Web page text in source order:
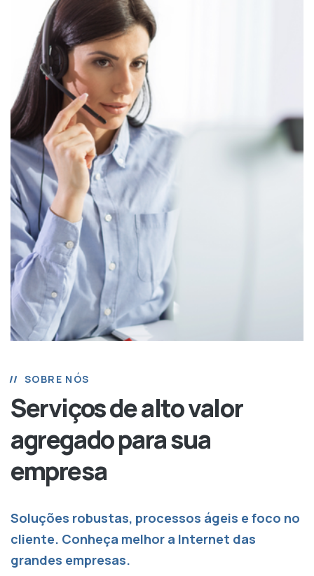
SOBRE NÓS
Serviços de alto valor
agregado para sua
empresa
Soluções robustas, processos ágeis e foco no
cliente. Conheça melhor a Internet das
grandes empresas.